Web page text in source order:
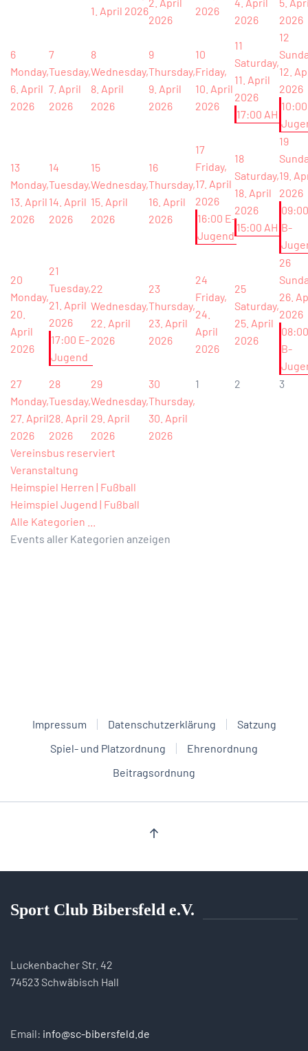
1. April 2026
2. April
2026
2026
4. April
2026
5.
2026
6
Monday,
6. April
2026
7
Tuesday,
7. April
2026
8
Wednesday,
8. April
2026
9
Thursday,
9. April
2026
10
Friday,
10. April
2026
11
Saturday,
11. April
2026
17:00 AH
12
12.
2026
13
Monday,
13. April
2026
14
Tuesday,
14. April
2026
15
Wednesday,
15. April
2026
16
Thursday,
16. April
2026
17
Friday,
17. April
2026
16:00 E-
Jugend
18
Saturday,
18. April
2026
15:00 AH
19
19.
2026
09:00
B-
20
Monday,
20.
April
2026
21
Tuesday,
21. April
2026
17:00 E-
Jugend
22
Wednesday,
22. April
2026
23
Thursday,
23. April
2026
24
Friday,
24.
April
2026
25
Saturday,
25. April
2026
26
26.
2026
08:00
B-
27
Monday,
27. April
2026
28
Tuesday,
28. April
2026
29
Wednesday,
29. April
2026
30
Thursday,
30. April
2026
1 2 3
Vereinsbus reserviert
Veranstaltung
Heimspiel Herren | Fußball
Heimspiel Jugend | Fußball
Alle Kategorien ...
Events aller Kategorien anzeigen
Impressum Datenschutzerklärung
Satzung
Spiel- und Platzordnung
Ehrenordnung
Beitragsordnung
Sport Club Bibersfeld e.V.
Luckenbacher Str. 42
74523 Schwäbisch Hall
Email: info@sc-bibersfeld.de